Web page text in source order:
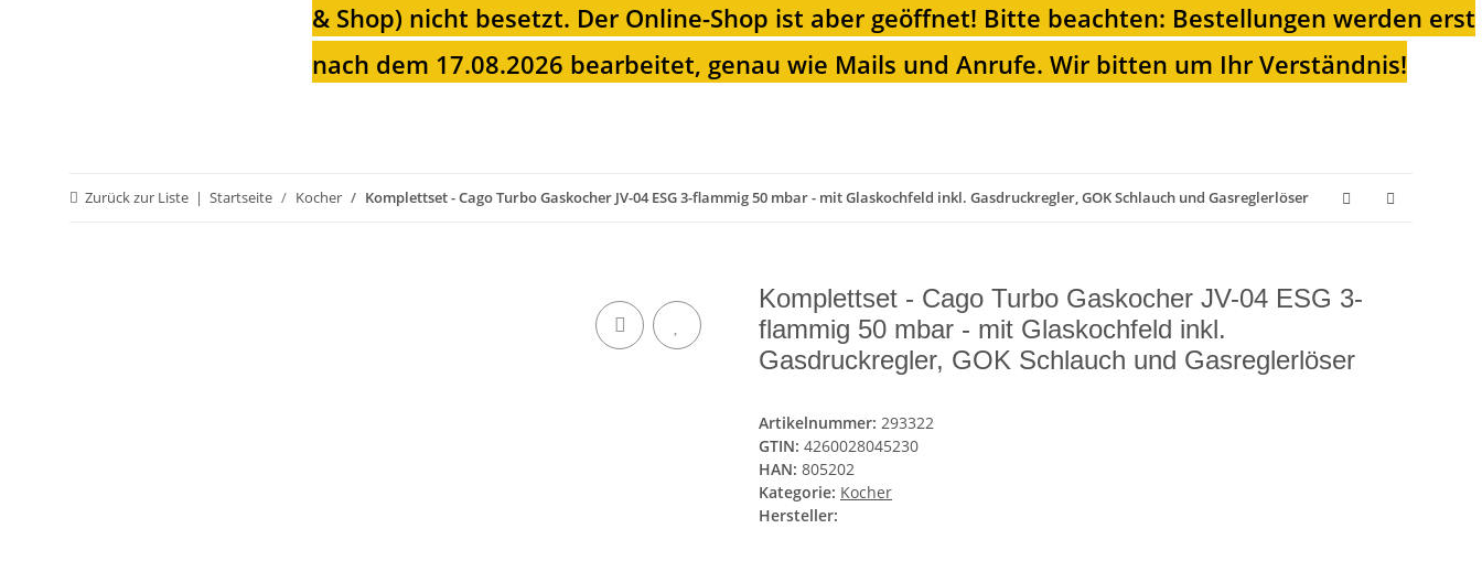
& Shop) nicht besetzt. Der Online-Shop ist aber geöffnet! Bitte beachten: Bestellungen werden erst
nach dem 17.08.2026 bearbeitet, genau wie Mails und Anrufe. Wir bitten um Ihr Verständnis!
Zurück zur Liste Startseite Kocher Komplettset - Cago Turbo Gaskocher JV-04 ESG 3-flammig 50 mbar - mit Glaskochfeld inkl. Gasdruckregler, GOK Schlauch und Gasreglerlöser
Komplettset - Cago Turbo Gaskocher JV-04 ESG 3-
flammig 50 mbar - mit Glaskochfeld inkl.
Gasdruckregler, GOK Schlauch und Gasreglerlöser
Artikelnummer: 293322
GTIN: 4260028045230
HAN: 805202
Kategorie: Kocher
Hersteller: